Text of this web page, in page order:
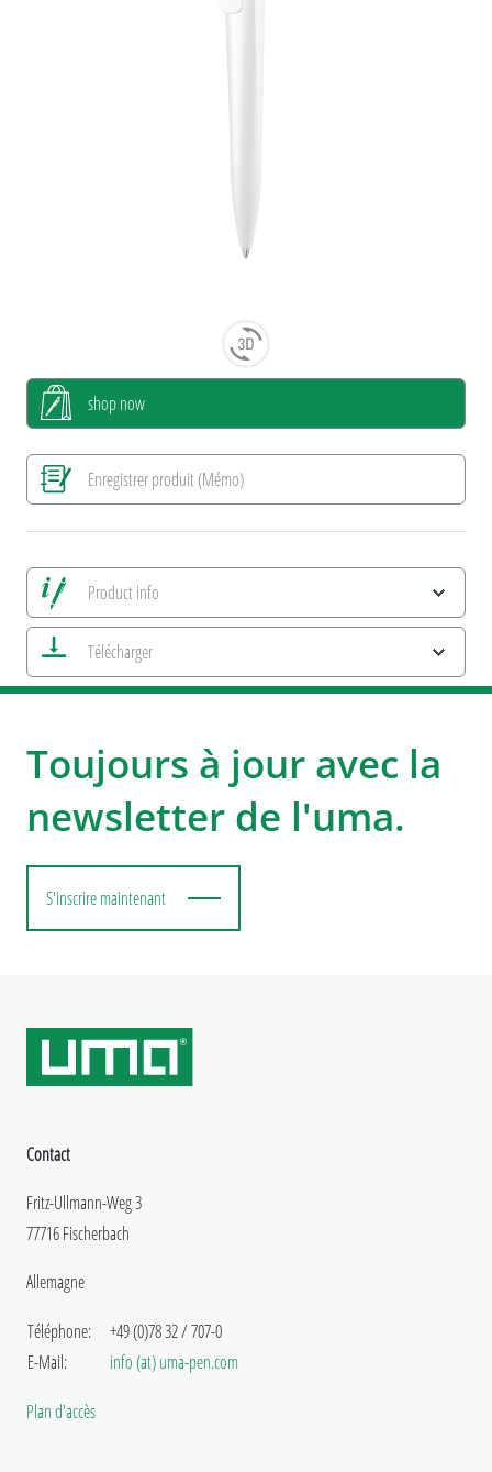
shop now
Enregistrer produit (Mémo)
Product info
Alle Ansichten speichern
Enregistrer image actuelle
Informations d'impression
Télécharger
Caractéristiques ESG et certifications des produits
Toujours à jour avec la
newsletter de l'uma.
S'inscrire maintenant
Contact
Fritz-Ullmann-Weg 3
77716 Fischerbach
Allemagne
Téléphone:
E-Mail:
+49 (0)78 32 / 707-0
info (at) uma-pen.com
Plan d'accès